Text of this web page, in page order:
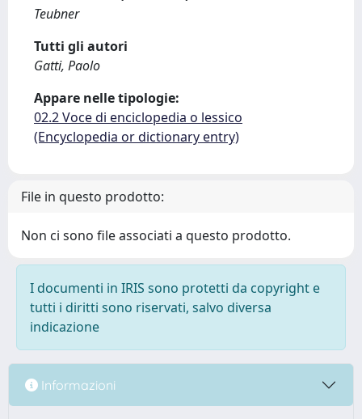
Teubner
Tutti gli autori
Gatti, Paolo
Appare nelle tipologie:
02.2 Voce di enciclopedia o lessico
(Encyclopedia or dictionary entry)
File in questo prodotto:
Non ci sono file associati a questo prodotto.
I documenti in IRIS sono protetti da copyright e
tutti i diritti sono riservati, salvo diversa
indicazione
Informazioni